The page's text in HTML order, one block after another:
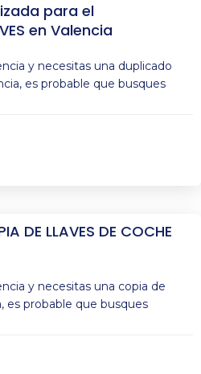
para el
en Valencia
y necesitas una duplicado
es probable que busques
DE LLAVES DE COCHE
y necesitas una copia de
es probable que busques